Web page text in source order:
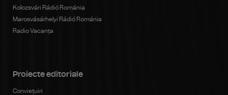
Kolozsvári Rádió Románia
Marosvásárhelyi Rádió Románia
Radio Vacanța
Proiecte editoriale
Conviețuiri